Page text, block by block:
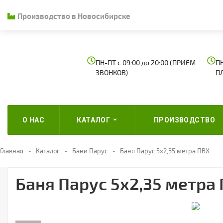
Производство в Новосибирске
ПН-ПТ с 09:00 до 20:00 (ПРИЕМ
ЗВОНКОВ)
О НАС КАТАЛОГ ПРОИЗВОДСТВО
Главная Каталог Бани Парус Баня Парус 5х2,35 метра ПВХ
Баня Парус 5х2,35 метра